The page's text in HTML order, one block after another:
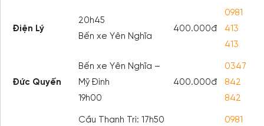
Điện Lý
20h45
Bến xe Yên Nghĩa
400.000đ
0981
413
413
Đức Quyến
Bến xe Yên Nghĩa –
Mỹ Đình
19h00
400.000đ
0347
842
842
Cầu Thanh Trì: 17h50
0981